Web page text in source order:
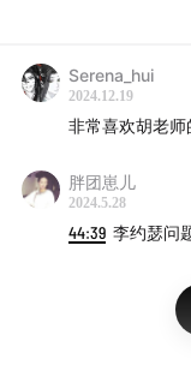
问：对人类文明进
芽的？
古巴比伦、古埃及
方面的知识和技能
有科学吗？科学为
要回答这些问题，
Serena_hui
2024.12.19
非常喜欢胡老师
胖团崽儿
2024.5.28
44:39 李约瑟问